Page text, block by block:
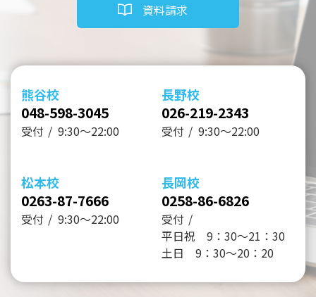
資料請求
熊谷校
048-598-3045
受付 9:30～22:00
長野校
026-219-2343
受付 9:30～22:00
松本校
0263-87-7666
受付 9:30～22:00
長岡校
0258-86-6826
受付
平日祝 9：30～21：30
土日 9：30～20：20